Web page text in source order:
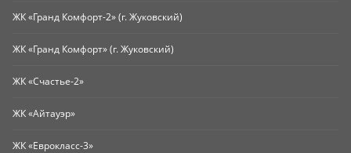
ЖК «Гранд Комфорт-2» (г. Жуковский)
ЖК «Гранд Комфорт» (г. Жуковский)
ЖК «Счастье-2»
ЖК «Айтауэр»
ЖК «Еврокласс-3»